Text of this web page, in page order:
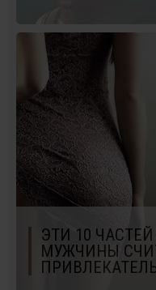
ЭТИ 10
МУЖЧИНЫ